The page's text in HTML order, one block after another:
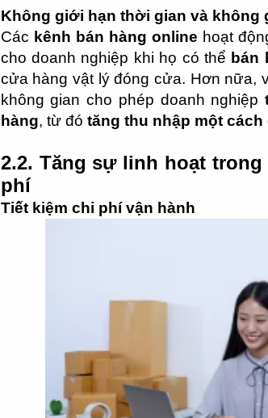
Không giới hạn thời gian và không
Các kênh bán hàng online hoạt
cho doanh nghiệp khi họ có thể bán
cửa hàng vật lý đóng cửa. Hơn nữa,
không gian cho phép doanh nghiệp
hàng, từ đó tăng thu nhập một
2.2. Tăng sự linh hoạt
phí
Tiết kiệm chi phí vận hành